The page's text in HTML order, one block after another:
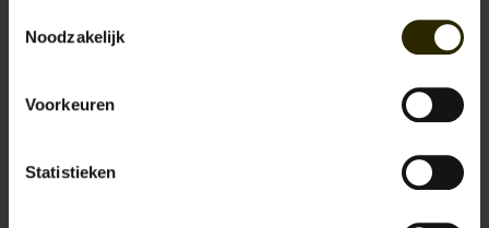
Noodzakelijk
Voorkeuren
Statistieken
* Verplichte velden